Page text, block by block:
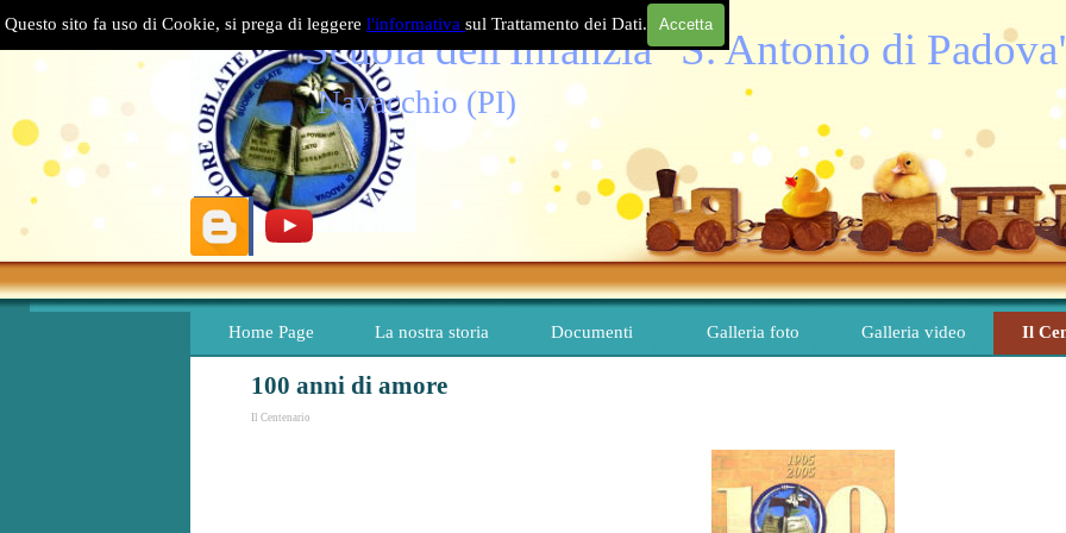
Questo sito fa uso di Cookie, si prega di leggere l'informativa sul Trattamento dei Dati. Accetta
Scuola dell'Infanzia "S. Antonio di
Navacchio (PI)
Home Page La nostra storia ▼
Documenti ▼
Galleria foto Galleria video Il
100 anni di amore
Il Centenario